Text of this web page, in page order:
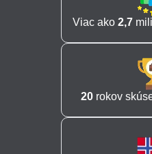
Viac ako 2,7
20rokov